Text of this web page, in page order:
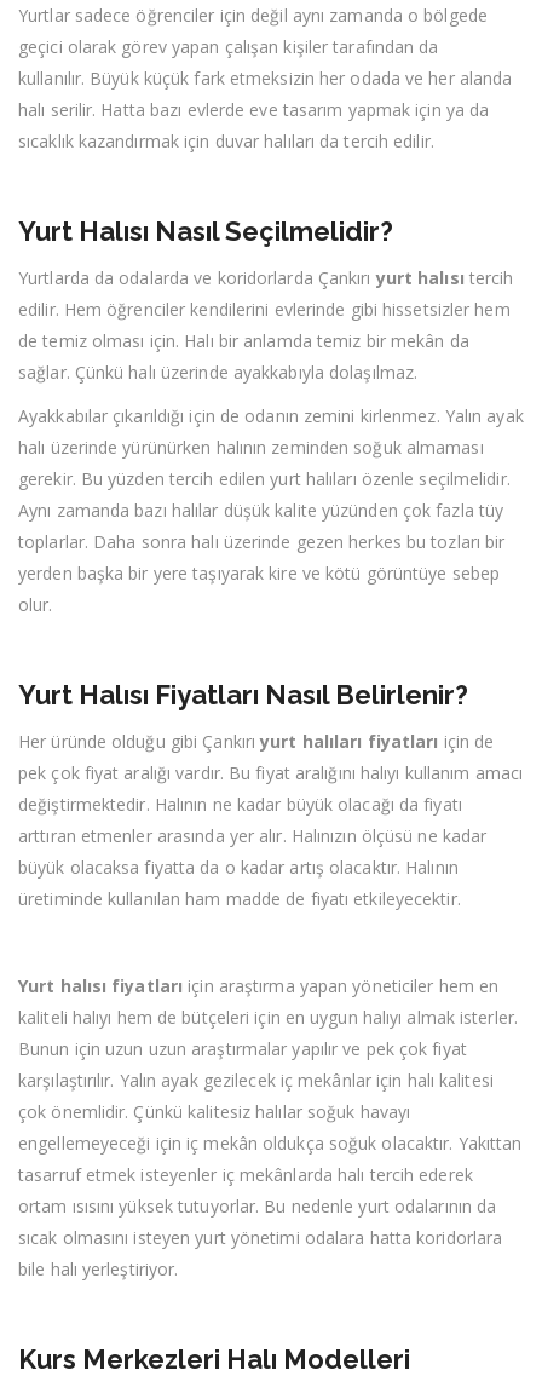
Yurtlar sadece öğrenciler için değil aynı zamanda o bölgede
geçici olarak görev yapan çalışan kişiler tarafından da
kullanılır. Büyük küçük fark etmeksizin her odada ve her alanda
halı serilir. Hatta bazı evlerde eve tasarım yapmak için ya da
sıcaklık kazandırmak için duvar halıları da tercih edilir.
Yurt Halısı Nasıl Seçilmelidir?
Yurtlarda da odalarda ve koridorlarda Çankırıyurt halısı tercih
edilir. Hem öğrenciler kendilerini evlerinde gibi hissetsizler hem
de temiz olması için. Halı bir anlamda temiz bir mekân da
sağlar. Çünkü halı üzerinde ayakkabıyla dolaşılmaz.
Ayakkabılar çıkarıldığı için de odanın zemini kirlenmez. Yalın ayak
halı üzerinde yürünürken halının zeminden soğuk almaması
gerekir. Bu yüzden tercih edilen yurt halıları özenle seçilmelidir.
Aynı zamanda bazı halılar düşük kalite yüzünden çok fazla tüy
toplarlar. Daha sonra halı üzerinde gezen herkes bu tozları bir
yerden başka bir yere taşıyarak kire ve kötü görüntüye sebep
olur.
Yurt Halısı Fiyatları Nasıl Belirlenir?
Her üründe olduğu gibi Çankırıyurt halıları fiyatları için de
pek çok fiyat aralığı vardır. Bu fiyat aralığını halıyı kullanım amacı
değiştirmektedir. Halının ne kadar büyük olacağı da fiyatı
arttıran etmenler arasında yer alır. Halınızın ölçüsü ne kadar
büyük olacaksa fiyatta da o kadar artış olacaktır. Halının
üretiminde kullanılan ham madde de fiyatı etkileyecektir.
Yurt halısı fiyatları için araştırma yapan yöneticiler hem en
kaliteli halıyı hem de bütçeleri için en uygun halıyı almak isterler.
Bunun için uzun uzun araştırmalar yapılır ve pek çok fiyat
karşılaştırılır. Yalın ayak gezilecek iç mekânlar için halı kalitesi
çok önemlidir. Çünkü kalitesiz halılar soğuk havayı
engellemeyeceği için iç mekân oldukça soğuk olacaktır. Yakıttan
tasarruf etmek isteyenler iç mekânlarda halı tercih ederek
ortam ısısını yüksek tutuyorlar. Bu nedenle yurt odalarının da
sıcak olmasını isteyen yurt yönetimi odalara hatta koridorlara
bile halı yerleştiriyor.
Kurs Merkezleri Halı Modelleri